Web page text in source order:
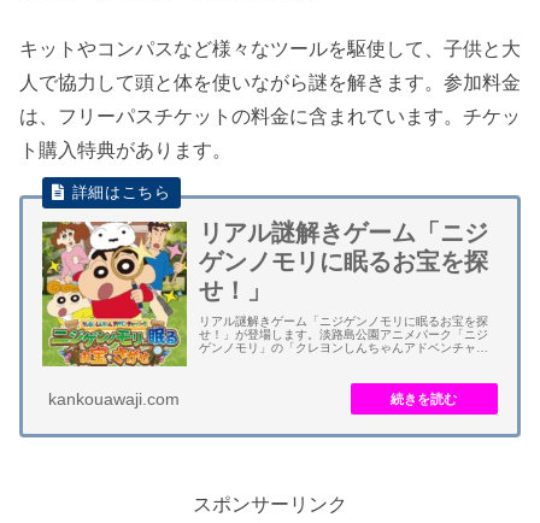
キットやコンパスなど様々なツールを駆使して、子供と大
人で協力して頭と体を使いながら謎を解きます。参加料金
は、フリーパスチケットの料金に含まれています。チケッ
ト購入特典があります。
リアル謎解きゲーム「ニジ
ゲンノモリに眠るお宝を探
せ！」
リアル謎解きゲーム「ニジゲンノモリに眠るお宝を探
せ！」が登場します。淡路島公園アニメパーク「ニジ
ゲンノモリ」の「クレヨンしんちゃんアドベンチャー
kankouawaji.com
スポンサーリンク